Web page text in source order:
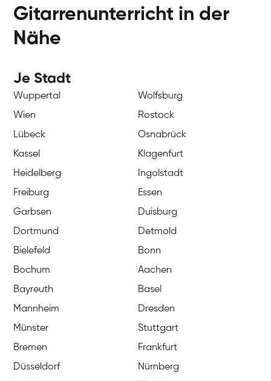
Gitarrenunterricht in der
Nähe
Je Stadt
Wuppertal
Wolfsburg
Wien
Rostock
Lübeck
Osnabrück
Kassel
Klagenfurt
Heidelberg
Ingolstadt
Freiburg
Essen
Garbsen
Duisburg
Dortmund
Detmold
Bielefeld
Bonn
Bochum
Aachen
Bayreuth
Basel
Mannheim
Dresden
Münster
Stuttgart
Bremen
Frankfurt
Düsseldorf
Nürnberg